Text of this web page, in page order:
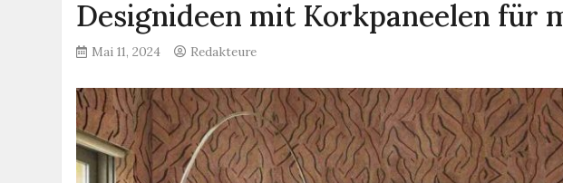
Designideen mit Korkpaneelen für
Mai 11, 2024 Redakteure